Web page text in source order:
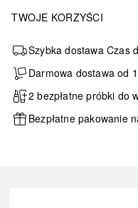
TWOJE KORZYŚCI
Szybka dostawa Czas
Darmowa dostawa od
2 bezpłatne próbki do
Bezpłatne pakowanie